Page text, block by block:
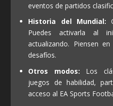
eventos de partidos
Historia del Mundial:
Puedes activarla al
actualizando. Piensen
desafíos.
Otros modos: Los
juegos de habilidad,
acceso al EA Sports